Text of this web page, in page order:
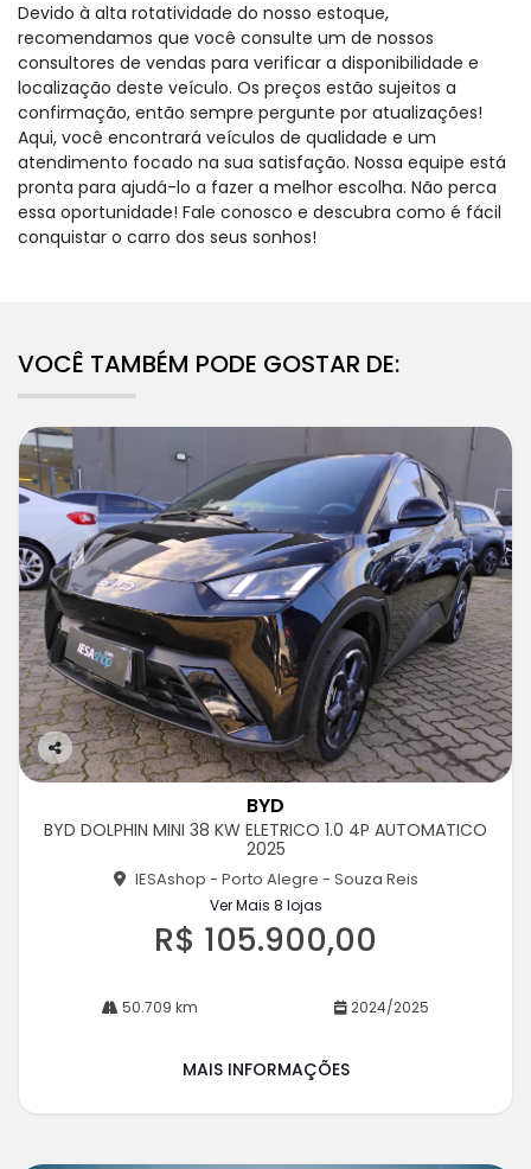
Devido à alta rotatividade do nosso estoque,
recomendamos que você consulte um de nossos
consultores de vendas para verificar a disponibilidade e
localização deste veículo. Os preços estão sujeitos a
confirmação, então sempre pergunte por atualizações!
Aqui, você encontrará veículos de qualidade e um
atendimento focado na sua satisfação. Nossa equipe está
pronta para ajudá-lo a fazer a melhor escolha. Não perca
essa oportunidade! Fale conosco e descubra como é fácil
conquistar o carro dos seus sonhos!
VOCÊ TAMBÉM PODE GOSTAR DE:
Co
rtil
BYD
BYD DOLPHIN MINI 38 KW ELETRICO 1.0 4P AUTOMATICO
2025
IESAshop - Porto Alegre - Souza Reis
Ver Mais 8 lojas
R$ 105.900,00
50.709 km 2024/2025
MAIS INFORMAÇÕES